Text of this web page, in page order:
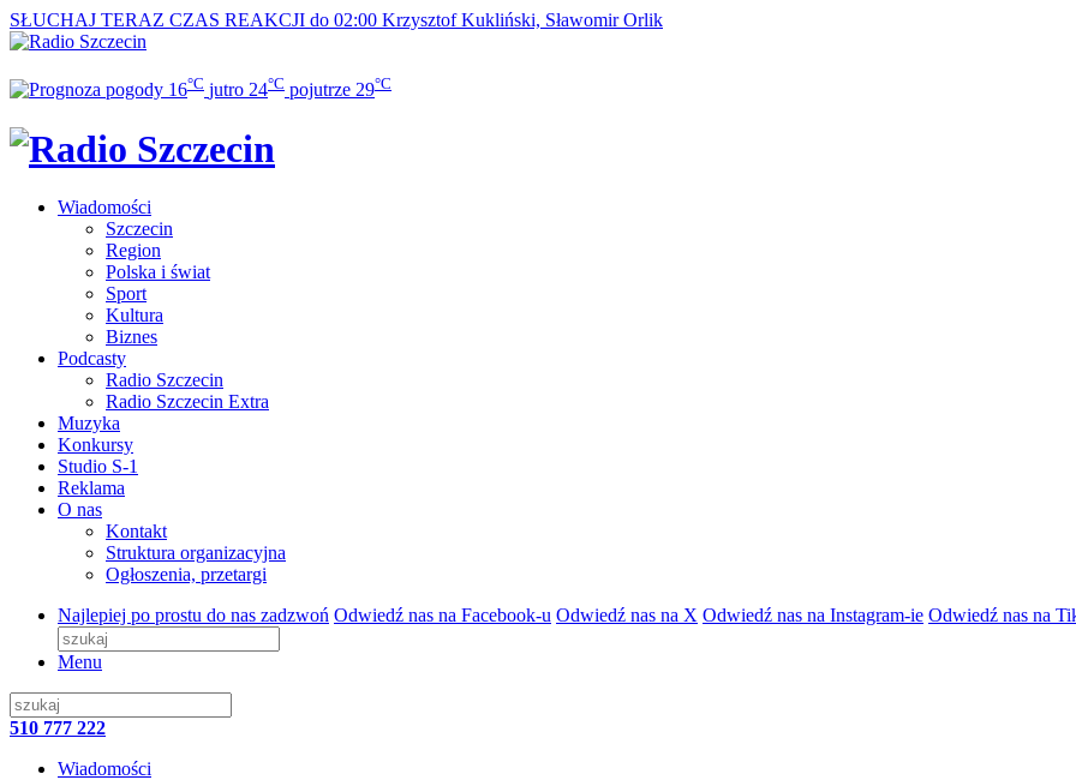
SŁUCHAJ TERAZ CZAS REAKCJI do 02:00 Krzysztof Kukliński, Sławomir Orlik
16°C jutro 24°C pojutrze 29°C
Wiadomości
Szczecin
Region
Polska i świat
Sport
Kultura
Biznes
Podcasty
Radio Szczecin
Radio Szczecin Extra
Muzyka
Konkursy
Studio S-1
Reklama
O nas
Kontakt
Struktura organizacyjna
Ogłoszenia, przetargi
Najlepiej po prostu do nas zadzwoń Odwiedź nas na Facebook-u Odwiedź nas na X Odwiedź nas na Instagram-ie Odwiedź nas na
Menu
510 777 222
Wiadomości